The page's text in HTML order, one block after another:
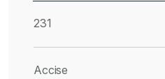
231
Accise